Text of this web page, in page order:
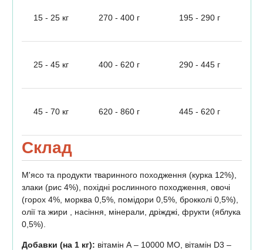
15 - 25 кг 270 - 400 г 195 - 290 г
25 - 45 кг 400 - 620 г 290 - 445 г
45 - 70 кг 620 - 860 г 445 - 620 г
Склад
М'ясо та продукти тваринного походження (курка 12%),
злаки (рис 4%), похідні рослинного походження, овочі
(горох 4%, морква 0,5%, помідори 0,5%, брокколі 0,5%),
олії та жири , насіння, мінерали, дріжджі, фрукти (яблука
0,5%).
Добавки (на 1 кг): вітамін А – 10000 МО, вітамін D3 –